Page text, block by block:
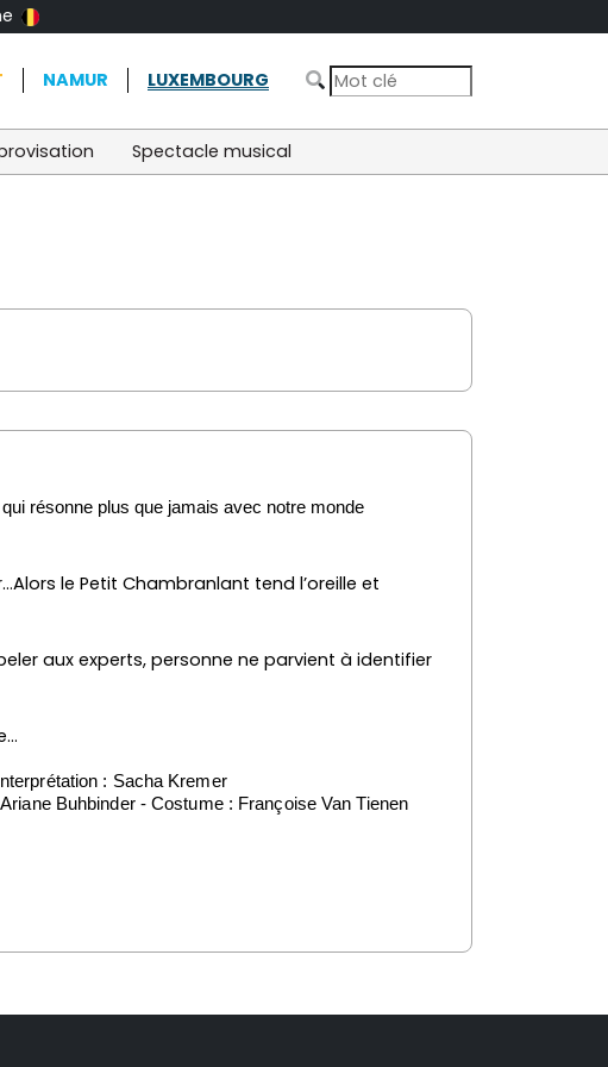
NAMUR LUXEMBOURG
Spectacle musical
résonne plus que jamais avec notre monde
le Petit Chambranlant tend l’oreille et
aux experts, personne ne parvient à identifier
: Sacha Kremer
Buhbinder -Costume : Françoise Van Tienen